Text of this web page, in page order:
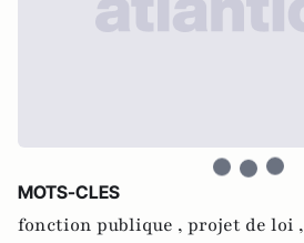
MOTS-CLES
fonction publique , projet de loi ,